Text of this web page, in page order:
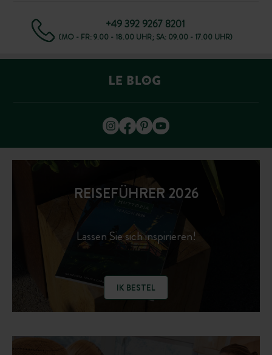
+49 392 9267 8201
(MO - FR: 9.00 - 18.00 UHR; SA: 09.00 - 17.00 UHR)
REISEFÜHRER 2026
Lassen Sie sich inspirieren!
IK BESTEL